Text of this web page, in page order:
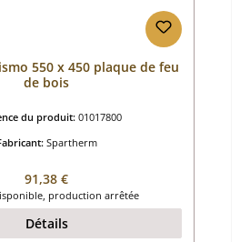
550 x 450 plaque de feu
de bois
du produit: 01017800
Spartherm
Prix régulier :
91,38 €
production arrêtée
Détails